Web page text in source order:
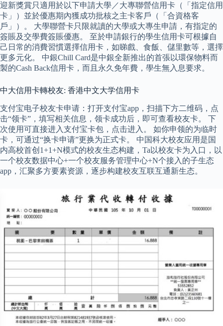
迎新獎賞只適用於以下申請大學／大專聯營信用卡（「指定信用
卡」）並於優惠期內獲成功批核之主卡客戶（「合資格客
戶」）。 大學聯營卡只限就讀的大學或大專生申請，有指定的
簽賬及交學費簽賬優惠。 至於申請銀行的學生信用卡可根據自
己日常的消費習慣選擇信用卡，如睇戲、食飯、儲里數等，選擇
更多元化。 中銀Chill Card是中銀全新推出的首張以環保物料而
製的Cash Back信用卡，而且永久免年費，學生無入息要求。
中大信用卡轉校友: 香港中文大学信用卡
支付宝电子校友卡申请：打开支付宝app，扫描下方二维码，点
击“领卡”，填写相关信息，领卡成功后，即可查看校友卡。 下
次使用可直接进入支付宝卡包，点击进入。 如你申领的为临时
卡，可通过“换卡申请”更换为正式卡。 中国科大校友应用是国
内高校首创1+1+N模式的校友生态构建，Ta以校友卡为入口，以
一个校友数据中心+一个校友服务管理中心+N个接入的子生态
app，汇聚多方要素资源，逐步构建校友互联互通新生态。